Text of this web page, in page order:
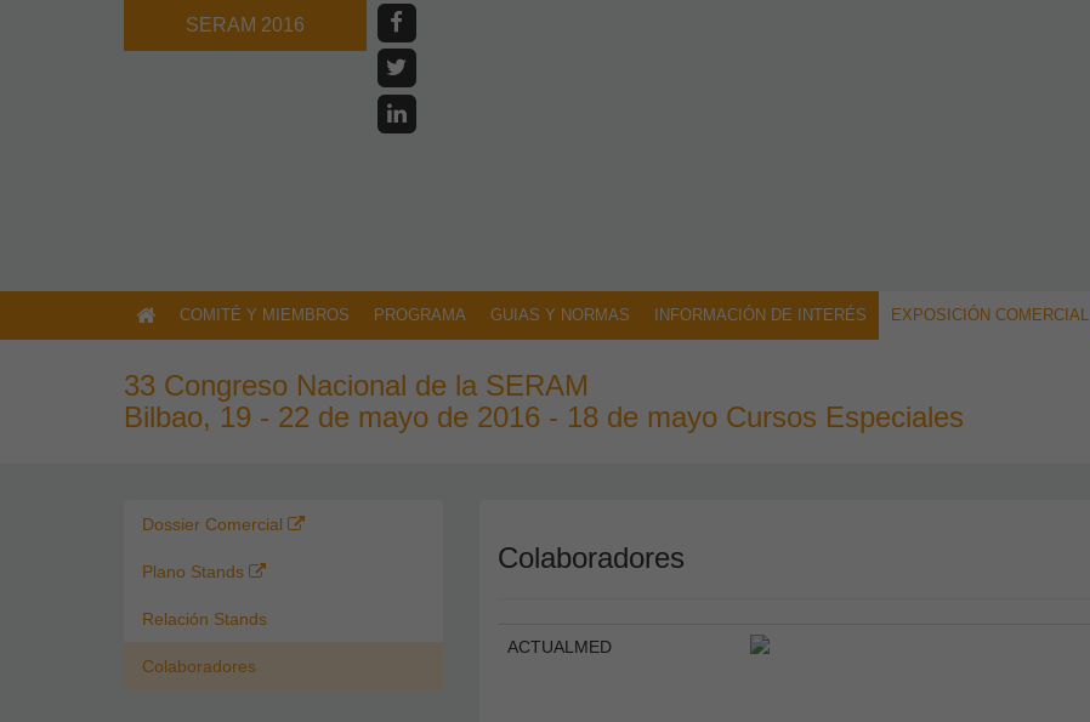
SERAM 2016
COMITÉ Y MIEMBROS PROGRAMA GUIAS Y NORMAS INFORMACIÓN DE INTERÉS EXPOSICIÓN COMERCIAL
33 Congreso Nacional de la SERAM
Bilbao, 19 - 22 de mayo de 2016 - 18 de mayo Cursos Especiales
Dossier Comercial
Plano Stands
Relación Stands
Colaboradores
Colaboradores
ACTUALMED